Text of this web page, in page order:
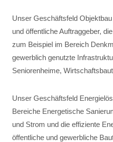
Unser Geschäftsfeld
und öffentliche Auftraggeber,
zum Beispiel im Bereich
gewerblich genutzte
Seniorenheime,
Unser Geschäftsfeld
Bereiche Energetische
und Strom und die effiziente
öffentliche und gewerbliche